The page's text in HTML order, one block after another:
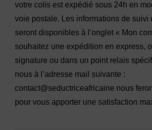
votre colis est expédié sous 24h en
voie postale. Les informations de suivi
seront disponibles à l’onglet « Mon
souhaitez une expédition en express,
signature ou dans un point relais
nous à l’adresse mail suivante :
contact@seductriceafricaine nous
pour vous apporter une satisfaction